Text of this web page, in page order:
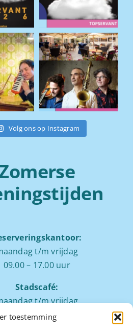
toestemming
Volg ons op Instagram
t/m vrijdag
09.00 – 17.00 uur
Stadscafé:
t/m vrijdag
09:00 – 17:00 uur